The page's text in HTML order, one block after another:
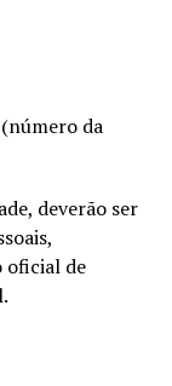
da
deverão ser
oficial de